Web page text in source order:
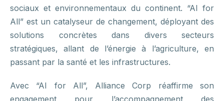
sociaux et environnementaux du continent. “AI for
All” est un catalyseur de changement, déployant des
solutions concrètes dans divers secteurs
stratégiques, allant de l’énergie à l’agriculture, en
passant par la santé et les infrastructures.
Avec “AI for All”, Alliance Corp réaffirme son
engagement pour l’accompagnement des